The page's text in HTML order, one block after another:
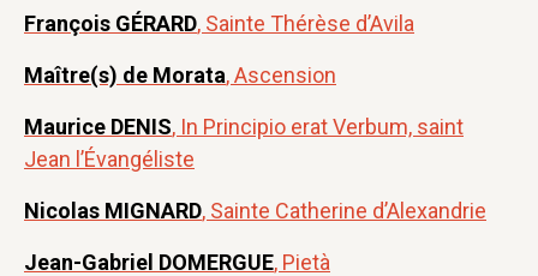
François GÉRARD, Sainte Thérèse d’Avila
Maître(s) de Morata, Ascension
Maurice DENIS, In Principio erat Verbum, saint
Jean l’Évangéliste
Nicolas MIGNARD, Sainte Catherine d’Alexandrie
Jean-Gabriel DOMERGUE, Pietà